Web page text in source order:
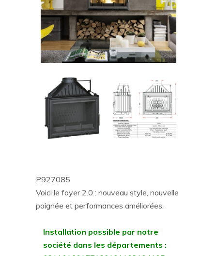
P927085
Voici le foyer 2.0 : nouveau style, nouvelle
poignée et performances améliorées.
Installation possible par notre
société dans les départements :